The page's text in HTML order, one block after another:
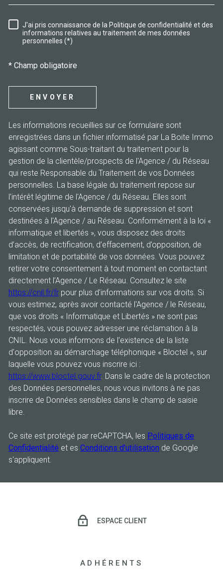
RÈGLEMENTATION
J'ai pris connaissance de la Politique de confidentialité et des
informations relatives au traitement de mes données
personnelles (*)
* Champ obligatoire
ENVOYER
Les informations recueillies sur ce formulaire sont
enregistrées dans un fichier informatisé par La Boite Immo
agissant comme Sous-traitant du traitement pour la
gestion de la clientèle/prospects de l'Agence / du Réseau
qui reste Responsable du Traitement de vos Données
personnelles. La base légale du traitement repose sur
l'intérêt légitime de l'Agence / du Réseau. Elles sont
conservées jusqu'à demande de suppression et sont
destinées à l'Agence / au Réseau. Conformément à la loi «
informatique et libertés », vous disposez des droits
d’accès, de rectification, d’effacement, d’opposition, de
limitation et de portabilité de vos données. Vous pouvez
retirer votre consentement à tout moment en contactant
directement l’Agence / Le Réseau. Consultez le site
https://cnil.fr/fr pour plus d’informations sur vos droits. Si
vous estimez, après avoir contacté l'Agence / le Réseau,
que vos droits « Informatique et Libertés » ne sont pas
respectés, vous pouvez adresser une réclamation à la
CNIL. Nous vous informons de l’existence de la liste
d'opposition au démarchage téléphonique « Bloctel », sur
laquelle vous pouvez vous inscrire ici :
https://www.bloctel.gouv.fr. Dans le cadre de la protection
des Données personnelles, nous vous invitons à ne pas
inscrire de Données sensibles dans le champ de saisie
libre.
Ce site est protégé par reCAPTCHA, les Politiques de
Confidentialité et es Conditions d'utilisation de Google
s'appliquent.
ESPACE CLIENT
ADHÉRENTS